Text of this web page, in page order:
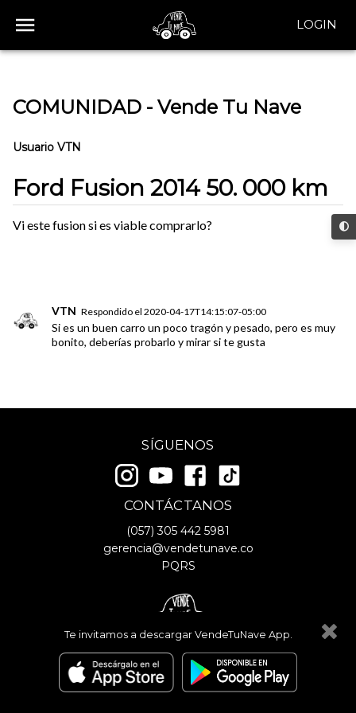
LOGIN
Te invitamos a descargar VendeTuNave App.
COMUNIDAD - Vende Tu Nave
Usuario VTN
Ford Fusion 2014 50. 000 km
Vi este fusion si es viable comprarlo?
VTN Respondido el2020-04-17T14:15:07-05:00
Si es un buen carro un poco tragón y pesado, pero es muy
bonito, deberías probarlo y mirar si te gusta
SÍGUENOS
CONTÁCTANOS
(057)305 442 5981
gerencia@vendetunave.co
PQRS
© Copyright2026 - VendeTuNave
Términos y Condiciones